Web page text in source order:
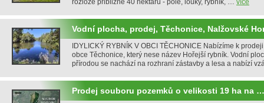
rozloze přibližně 40 hektarů - pole, louky, rybník, … více
Vodní plocha, prodej, Těchonice, Nalžovské
IDYLICKÝ RYBNÍK V OBCI TĚCHONICE Nabízíme k
obce Těchonice, který nese název Hořejší rybník. Vodní
přírodou se nachází na rozhraní zástavby a lesa a nabízí
Prodej souboru pozemků o velikosti 19 ha na …